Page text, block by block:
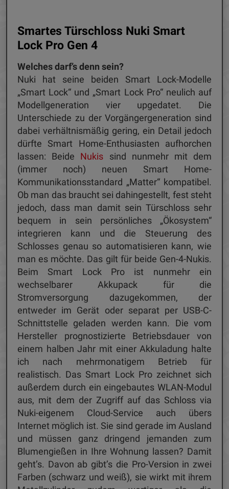
Smartes Türschloss Nuki Smart
Lock Pro Gen 4
Welches darf’s denn sein?
Nuki hat seine beiden Smart Lock-Modelle
„Smart Lock“ und „Smart Lock Pro“ neulich auf
Modellgeneration vier upgedatet. Die
Unterschiede zu der Vorgängergeneration sind
dabei verhältnismäßig gering, ein Detail jedoch
dürfte Smart Home-Enthusiasten aufhorchen
lassen: Beide Nukis sind nunmehr mit dem
(immer noch) neuen Smart Home-
Kommunikationsstandard „Matter“ kompatibel.
Ob man das braucht sei dahingestellt, fest steht
jedoch, dass man damit sein Türschloss sehr
bequem in sein persönliches „Ökosystem“
integrieren kann und die Steuerung des
Schlosses genau so automatisieren kann, wie
man es möchte. Das gilt für beide Gen-4-Nukis.
Beim Smart Lock Pro ist nunmehr ein
wechselbarer Akkupack für die
Stromversorgung dazugekommen, der
entweder im Gerät oder separat per USB-C-
Schnittstelle geladen werden kann. Die vom
Hersteller prognostizierte Betriebsdauer von
einem halben Jahr mit einer Akkuladung halte
ich nach mehrmonatigem Betrieb für
realistisch. Das Smart Lock Pro zeichnet sich
außerdem durch ein eingebautes WLAN-Modul
aus, mit dem der Zugriff auf das Schloss via
Nuki-eigenem Cloud-Service auch übers
Internet möglich ist. Sie sind gerade im Ausland
und müssen ganz dringend jemanden zum
Blumengießen in Ihre Wohnung lassen? Damit
geht’s. Davon ab gibt’s die Pro-Version in zwei
Farben (schwarz und weiß), sie wirkt mit ihrem